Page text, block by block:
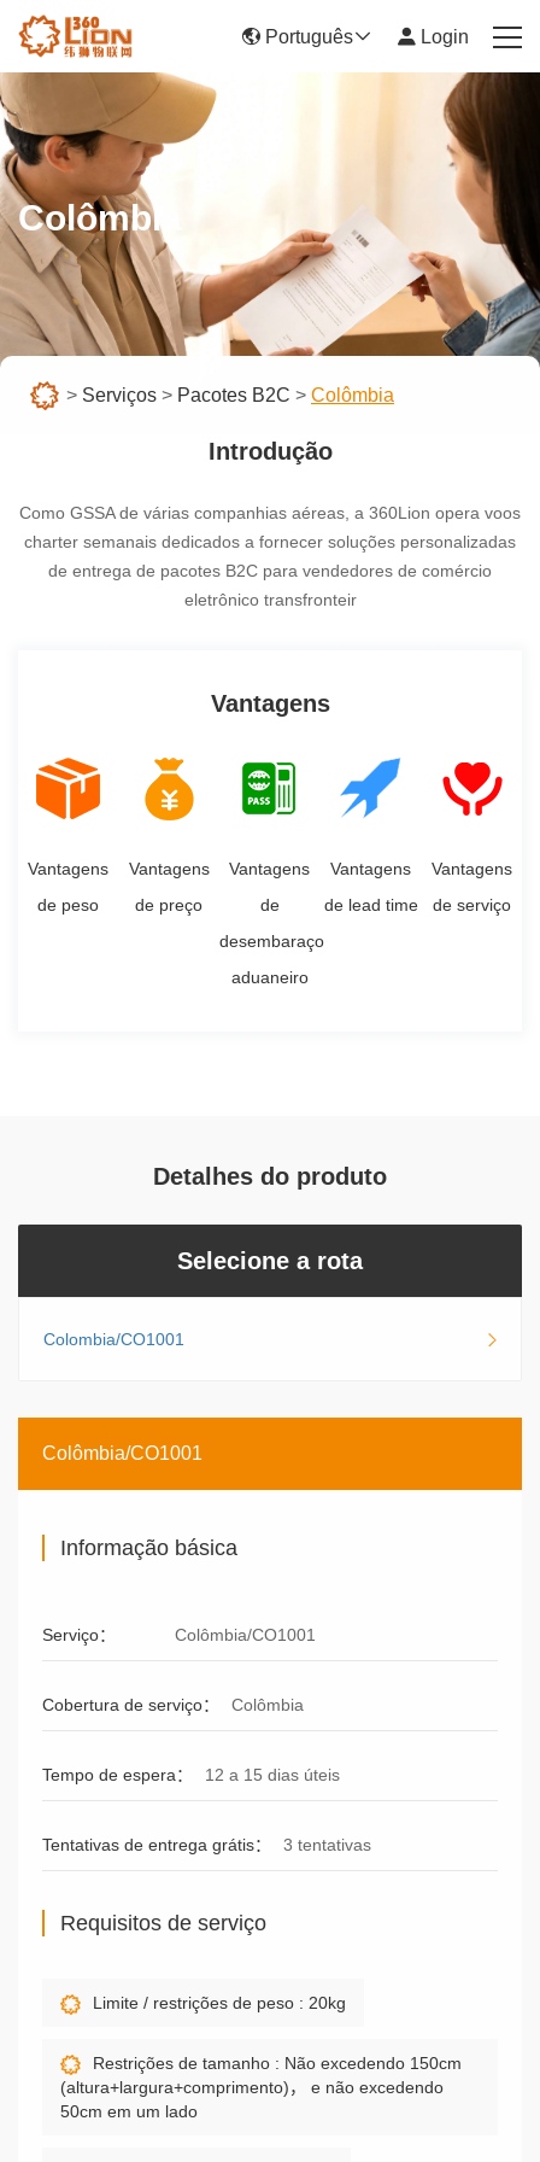
Serviços
Notícia
Sócios
Centro de ajuda
Seja um vendedor
Português Login
Colômbia
> Serviços > Pacotes B2C > Colômbia
Introdução
Como GSSA de várias companhias aéreas, a 360Lion opera voos
charter semanais dedicados a fornecer soluções personalizadas
de entrega de pacotes B2C para vendedores de comércio
eletrônico transfronteir
Vantagens
Vantagens
de peso
Vantagens
de preço
Vantagens
de
desembaraço
aduaneiro
Vantagens
de lead time
Vantagens
de serviço
Detalhes do produto
Selecione a rota
Colombia/CO1001
Colômbia/CO1001
Informação básica
Serviço： Colômbia/CO1001
Cobertura de serviço： Colômbia
Tempo de espera： 12 a 15 dias úteis
Tentativas de entrega grátis： 3 tentativas
Requisitos de serviço
Limite / restrições de peso : 20kg
Restrições de tamanho : Não excedendo 150cm
(altura+largura+comprimento)， e não excedendo
50cm em um lado